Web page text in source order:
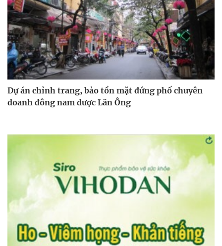
Dự án chỉnh trang, bảo tồn mặt đứng phố chuyên
doanh đông nam dược Lãn Ông